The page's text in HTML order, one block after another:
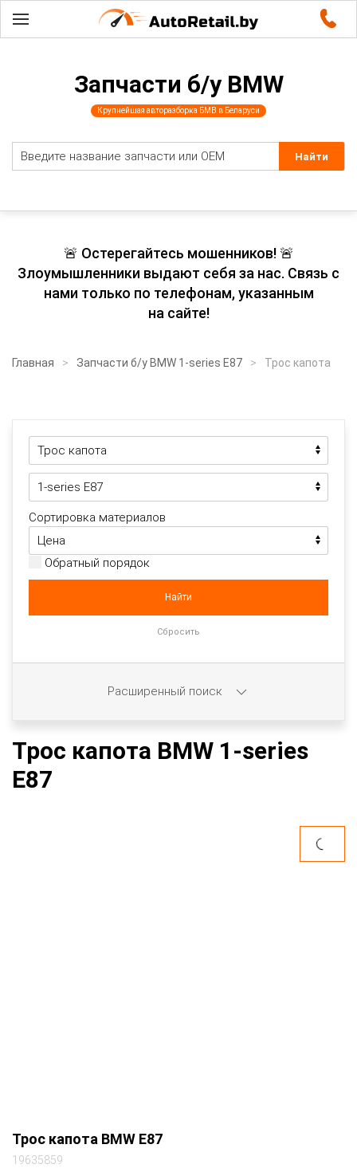
Запчасти б/у BMW
Крупнейшая авторазборка БМВ в Беларуси
🚨 Остерегайтесь мошенников! 🚨
Злоумышленники выдают себя за нас. Связь с
нами только по телефонам, указанным
на сайте!
Главная Запчасти б/у BMW 1-series E87 Трос капота
Трос капота BMW 1-series
E87
Трос капота BMW E87
19635859
Сортировка материалов
Обратный порядок
Расширенный поиск